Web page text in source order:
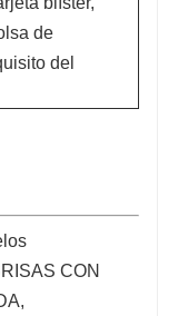
de
del
CON